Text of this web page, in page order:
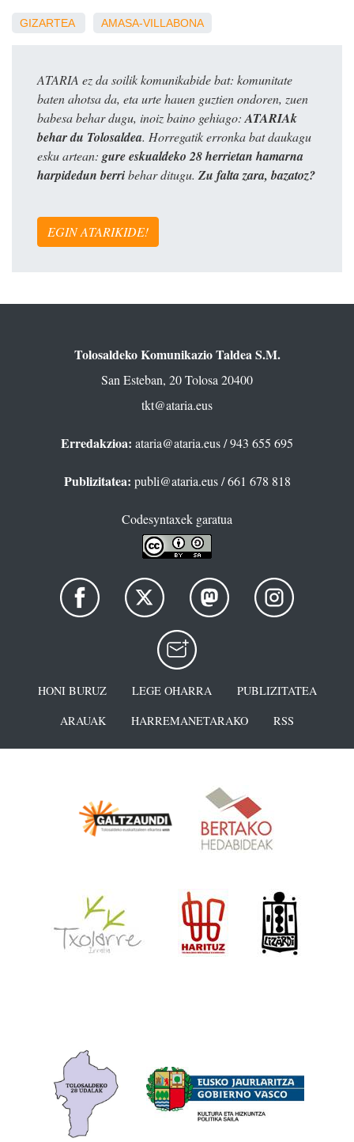
GIZARTEA AMASA-VILLABONA
ATARIA ez da soilik komunikabide bat: komunitate
baten ahotsa da, eta urte hauen guztien ondoren, zuen
babesa behar dugu, inoiz baino gehiago: ATARIAk
behar du Tolosaldea. Horregatik erronka bat daukagu
esku artean: gure eskualdeko 28 herrietan hamarna
harpidedun berribehar ditugu. Zu falta zara, bazatoz?
EGIN ATARIKIDE!
Tolosaldeko Komunikazio Taldea S.M.
San Esteban, 20 Tolosa 20400
tkt@ataria.eus
Erredakzioa: ataria@ataria.eus/ 943 655 695
Publizitatea: publi@ataria.eus/ 661 678 818
Codesyntaxek garatua
HONI BURUZ LEGE OHARRA
PUBLIZITATEA
ARAUAK
HARREMANETARAKO RSS